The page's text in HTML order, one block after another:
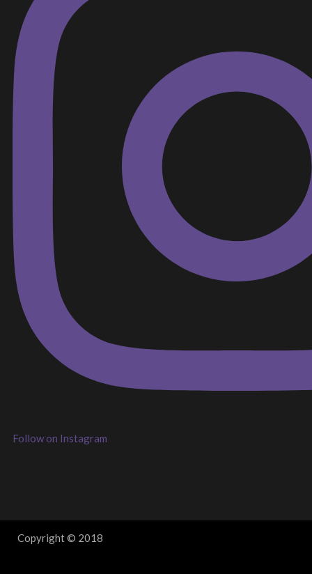
Follow on Instagram
Copyright © 2018